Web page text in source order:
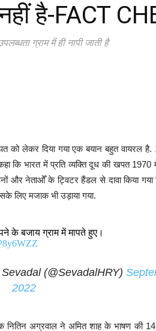
है-FACT
ग्राम में ही नापी जाती है
लेकर दिया गया एक बयान बहुत वायरल है.
कि भारत में प्रति व्यक्ति दूध की खपत
और नेताओँ के ट्विटर हैंडल से दावा किया
लिए मजाक भी उड़ाया गया.
के बजाय ग्राम में मापते हुए।
(@SevadalHRY)
2022
नितिन अग्रवाल ने अमित शाह के भाषण की